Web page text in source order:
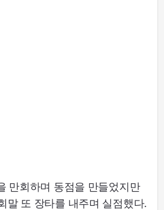
만회하며 동점을 만들었지만
말 또 장타를 내주며 실점했다.